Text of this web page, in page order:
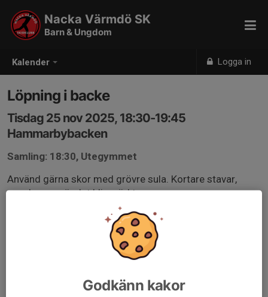
Kalender Logga in
Nacka Värmdö SK
Barn & Ungdom
Löpning i backe
Tisdag 25 nov 2025, 18:30-19:45
Hammarbybacken
Samling: 18:30, Utegymmet
Använd gärna skor med grövre sula. Kortare stavar,
pannlampa när det blir mörkt
Godkänn kakor